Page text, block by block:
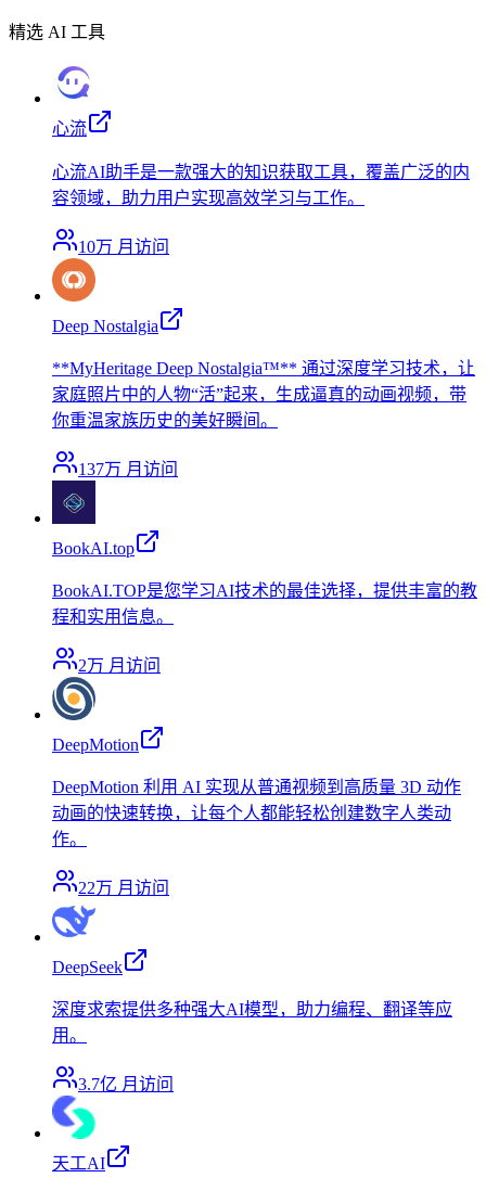
精选 AI 工具
心流
心流AI助手是一款强大的知识获取工具，覆盖广泛的内
容领域，助力用户实现高效学习与工作。
10万 月访问
Deep Nostalgia
**MyHeritage Deep Nostalgia™** 通过深度学习技术，让
家庭照片中的人物“活”起来，生成逼真的动画视频，带
你重温家族历史的美好瞬间。
137万 月访问
BookAI.top
BookAI.TOP是您学习AI技术的最佳选择，提供丰富的教
程和实用信息。
2万 月访问
DeepMotion
DeepMotion 利用 AI 实现从普通视频到高质量 3D 动作
动画的快速转换，让每个人都能轻松创建数字人类动
作。
22万 月访问
DeepSeek
深度求索提供多种强大AI模型，助力编程、翻译等应
用。
3.7亿 月访问
天工AI